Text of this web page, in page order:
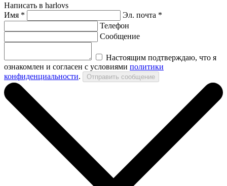
Написать в harlovs
Имя *
Эл. почта *
Телефон
Сообщение
Настоящим подтверждаю, что я
ознакомлен и согласен с условиями политики
конфиденциальности.